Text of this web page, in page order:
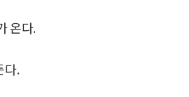
온다.
다.